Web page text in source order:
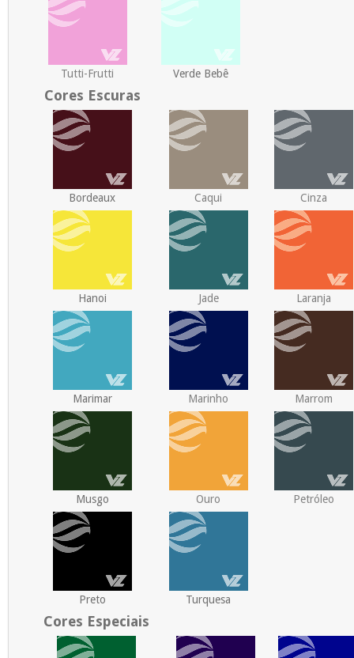
Tutti-Frutti Verde Bebê
Cores Escuras
Bordeaux Caqui Cinza
Hanoi Jade Laranja
Marimar Marinho Marrom
Musgo Ouro Petróleo
Preto Turquesa
Cores Especiais